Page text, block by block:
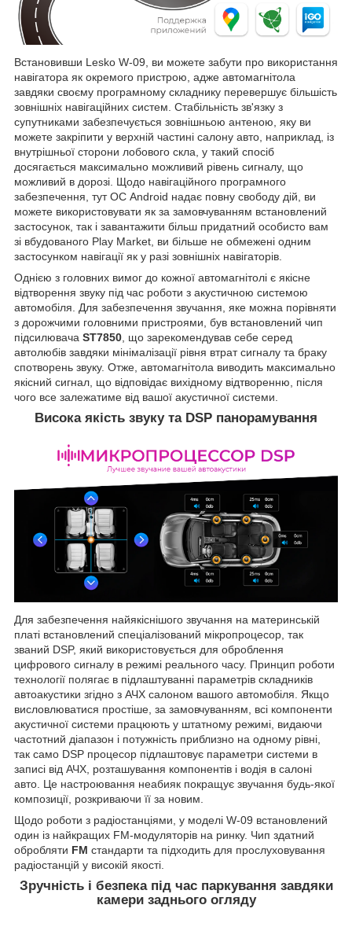
Встановивши Lesko W-09, ви можете забути про використання
навігатора як окремого пристрою, адже автомагнітола
завдяки своєму програмному складнику перевершує більшість
зовнішніх навігаційних систем. Стабільність зв'язку з
супутниками забезпечується зовнішньою антеною, яку ви
можете закріпити у верхній частині салону авто, наприклад, із
внутрішньої сторони лобового скла, у такий спосіб
досягається максимально можливий рівень сигналу, що
можливий в дорозі. Щодо навігаційного програмного
забезпечення, тут ОС Android надає повну свободу дій, ви
можете використовувати як за замовчуванням встановлений
застосунок, так і завантажити більш придатний особисто вам
зі вбудованого Play Market, ви більше не обмежені одним
застосунком навігації як у разі зовнішніх навігаторів.
Однією з головних вимог до кожної автомагнітолі є якісне
відтворення звуку під час роботи з акустичною системою
автомобіля. Для забезпечення звучання, яке можна порівняти
з дорожчими головними пристроями, був встановлений чип
підсилювача ST7850 , що зарекомендував себе серед
автолюбів завдяки мінімалізації рівня втрат сигналу та браку
спотворень звуку. Отже, автомагнітола виводить максимально
якісний сигнал, що відповідає вихідному відтворенню, після
чого все залежатиме від вашої акустичної системи.
Висока якість звуку та DSP панорамування
Для забезпечення найякіснішого звучання на материнській
платі встановлений спеціалізований мікропроцесор, так
званий DSP, який використовується для оброблення
цифрового сигналу в режимі реального часу. Принцип роботи
технології полягає в підлаштуванні параметрів складників
автоакустики згідно з АЧХ салоном вашого автомобіля. Якщо
висловлюватися простіше, за замовчуванням, всі компоненти
акустичної системи працюють у штатному режимі, видаючи
частотний діапазон і потужність приблизно на одному рівні,
так само DSP процесор підлаштовує параметри системи в
записі від АЧХ, розташування компонентів і водія в салоні
авто. Це настроювання неабияк покращує звучання будь-якої
композиції, розкриваючи її за новим.
Щодо роботи з радіостанціями, у моделі W-09 встановлений
один із найкращих FM-модуляторів на ринку. Чип здатний
обробляти FM стандарти та підходить для прослуховування
радіостанцій у високій якості.
Зручність і безпека під час паркування завдяки
камери заднього огляду